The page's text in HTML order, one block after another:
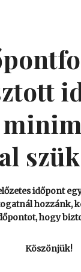
időpont
hozzánk,
hogy
Köszönjük!